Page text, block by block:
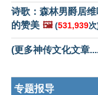
诗歌：森林男爵居
的赞美 🖼️ (531,939次
(更多神传文化文章
专题报导